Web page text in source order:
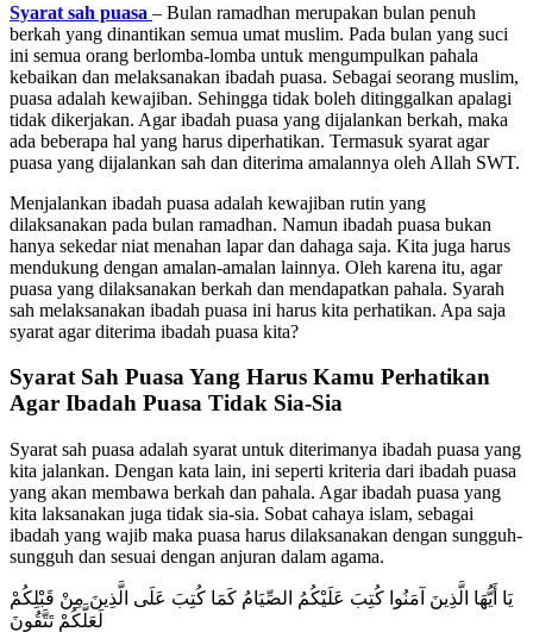
Syarat sah puasa – Bulan ramadhan merupakan bulan penuh
berkah yang dinantikan semua umat muslim. Pada bulan yang suci
ini semua orang berlomba-lomba untuk mengumpulkan pahala
kebaikan dan melaksanakan ibadah puasa. Sebagai seorang muslim,
puasa adalah kewajiban. Sehingga tidak boleh ditinggalkan apalagi
tidak dikerjakan. Agar ibadah puasa yang dijalankan berkah, maka
ada beberapa hal yang harus diperhatikan. Termasuk syarat agar
puasa yang dijalankan sah dan diterima amalannya oleh Allah SWT.
Menjalankan ibadah puasa adalah kewajiban rutin yang
dilaksanakan pada bulan ramadhan. Namun ibadah puasa bukan
hanya sekedar niat menahan lapar dan dahaga saja. Kita juga harus
mendukung dengan amalan-amalan lainnya. Oleh karena itu, agar
puasa yang dilaksanakan berkah dan mendapatkan pahala. Syarah
sah melaksanakan ibadah puasa ini harus kita perhatikan. Apa saja
syarat agar diterima ibadah puasa kita?
Syarat Sah Puasa Yang Harus Kamu Perhatikan
Agar Ibadah Puasa Tidak Sia-Sia
Syarat sah puasa adalah syarat untuk diterimanya ibadah puasa yang
kita jalankan. Dengan kata lain, ini seperti kriteria dari ibadah puasa
yang akan membawa berkah dan pahala. Agar ibadah puasa yang
kita laksanakan juga tidak sia-sia. Sobat cahaya islam, sebagai
ibadah yang wajib maka puasa harus dilaksanakan dengan sungguh-
sungguh dan sesuai dengan anjuran dalam agama.
يَا أَيُّهَا الَّذِينَ آمَنُوا كُتِبَ عَلَيْكُمُ الصِّيَامُ كَمَا كُتِبَ عَلَى الَّذِينَ مِنْ قَبْلِكُمْ
لَعَلَّكُمْ تَتَّقُونَ